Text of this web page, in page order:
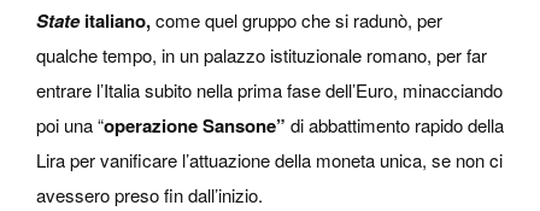
Stateitaliano,come quel gruppo che si radunò, per
qualche tempo, in un palazzo istituzionale romano, per far
entrare l’Italia subito nella prima fase dell’Euro, minacciando
poi una “operazione Sansone” di abbattimento rapido della
Lira per vanificare l’attuazione della moneta unica, se non ci
avessero preso fin dall’inizio.